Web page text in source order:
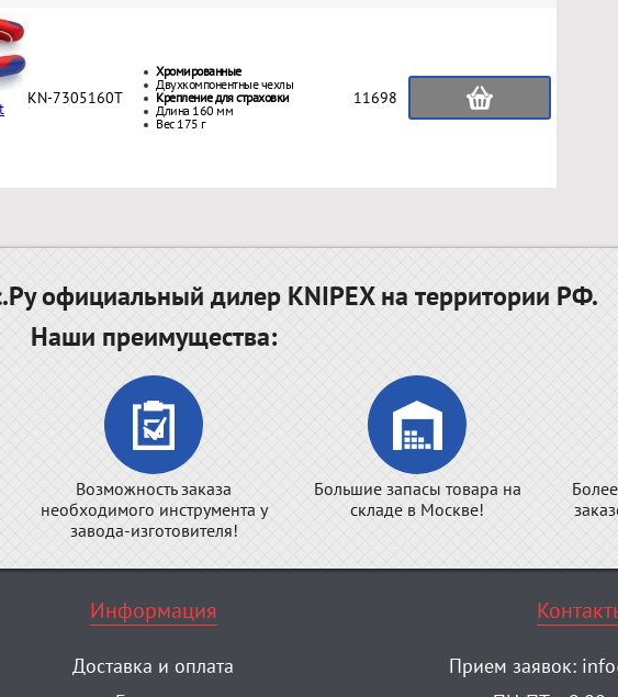
KN-7305160T
Хромированные
Двухкомпонентные чехлы
Крепление для страховки
Длина 160 мм
Вес 175 г
11698
официальный дилер KNIPEX на территории РФ.
Наши преимущества:
Возможность заказа
необходимого инструмента у
завода-изготовителя!
Большие запасы товара на
складе в Москве!
Информация
Доставка и оплата
Прием заявок: